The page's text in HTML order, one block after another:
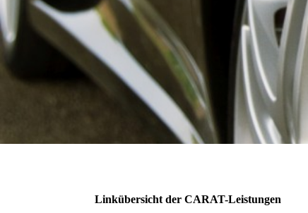
Linkübersicht der CARAT-Leistungen